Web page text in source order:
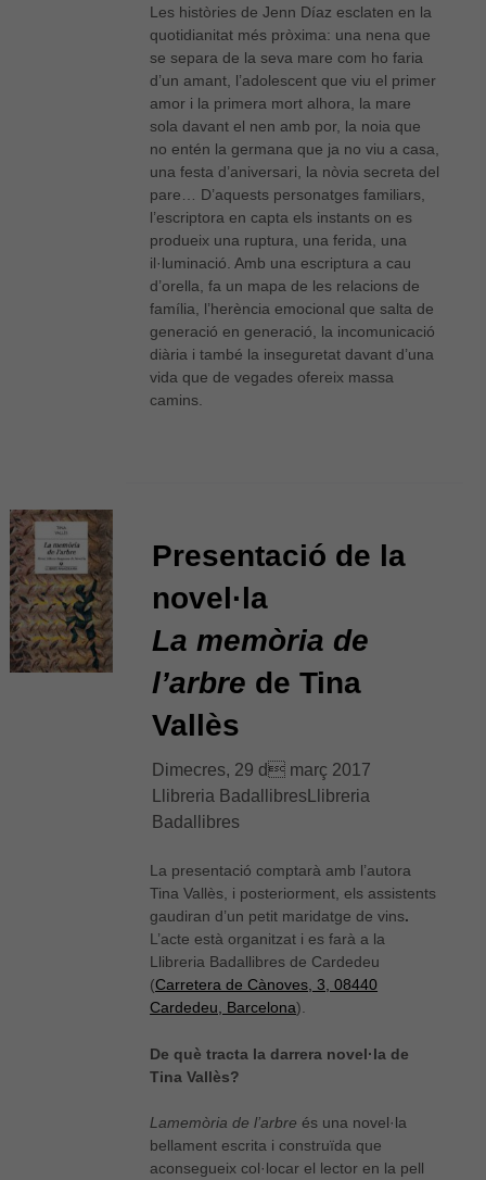
Les històries de Jenn Díaz esclaten en la
quotidianitat més pròxima: una nena que
se separa de la seva mare com ho faria
d’un amant, l’adolescent que viu el primer
amor i la primera mort alhora, la mare
sola davant el nen amb por, la noia que
no entén la germana que ja no viu a casa,
una festa d’aniversari, la nòvia secreta del
pare… D’aquests personatges familiars,
l’escriptora en capta els instants on es
produeix una ruptura, una ferida, una
il·luminació. Amb una escriptura a cau
d’orella, fa un mapa de les relacions de
família, l’herència emocional que salta de
generació en generació, la incomunicació
diària i també la inseguretat davant d’una
vida que de vegades ofereix massa
camins.
Presentació de la
novel·la
La memòria de
l’arbre de Tina
Vallès
Dimecres, 29 d març 2017
Llibreria BadallibresLlibreria
Badallibres
La presentació comptarà amb l’autora
Tina Vallès, i posteriorment, els assistents
gaudiran d’un petit maridatge de vins.
L’acte està organitzat i es farà a la
Llibreria Badallibres de Cardedeu
(Carretera de Cànoves, 3, 08440
Cardedeu, Barcelona).
De què tracta la darrera novel·la de
Tina Vallès?
Lamemòria de l’arbreés una novel·la
bellament escrita i construïda que
aconsegueix col·locar el lector en la pell